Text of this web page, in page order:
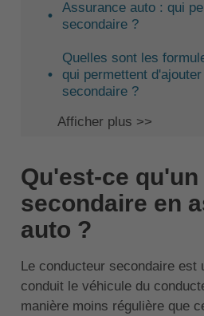
Assurance auto : qui
secondaire ?
Quelles sont les
qui permettent
secondaire ?
Afficher plus >>
Qu'est-ce
secondaire en
auto ?
Le conducteur secondaire est
conduit le véhicule du
manière moins régulière que